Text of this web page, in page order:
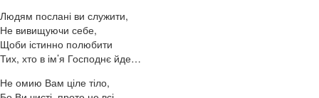
Людям послані ви служити,
Не вивищуючи себе,
Щоби істинно полюбити
Тих, хто в ім’я Господнє йде…
Не омию Вам ціле тіло,